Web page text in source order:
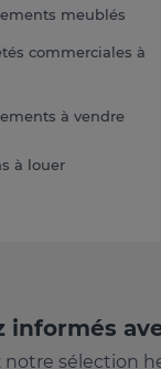
meublés
commerciales à
à vendre
à louer
informés
notre sélection